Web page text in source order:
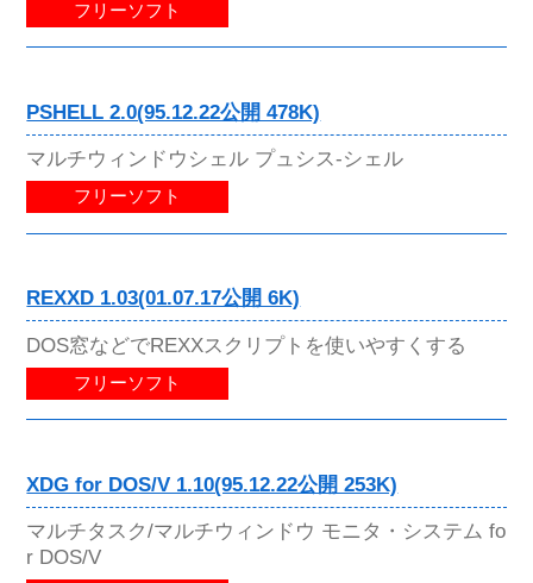
フリーソフト
PSHELL 2.0(95.12.22公開 478K)
マルチウィンドウシェル プュシス-シェル
フリーソフト
REXXD 1.03(01.07.17公開 6K)
DOS窓などでREXXスクリプトを使いやすくする
フリーソフト
XDG for DOS/V 1.10(95.12.22公開 253K)
マルチタスク/マルチウィンドウ モニタ・システム fo
r DOS/V